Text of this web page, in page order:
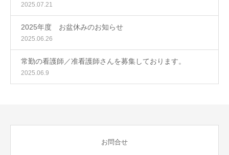
2025.07.21
2025年度 お盆休みのお知らせ
2025.06.26
常勤の看護師／准看護師さんを募集しております。
2025.06.9
お問合せ